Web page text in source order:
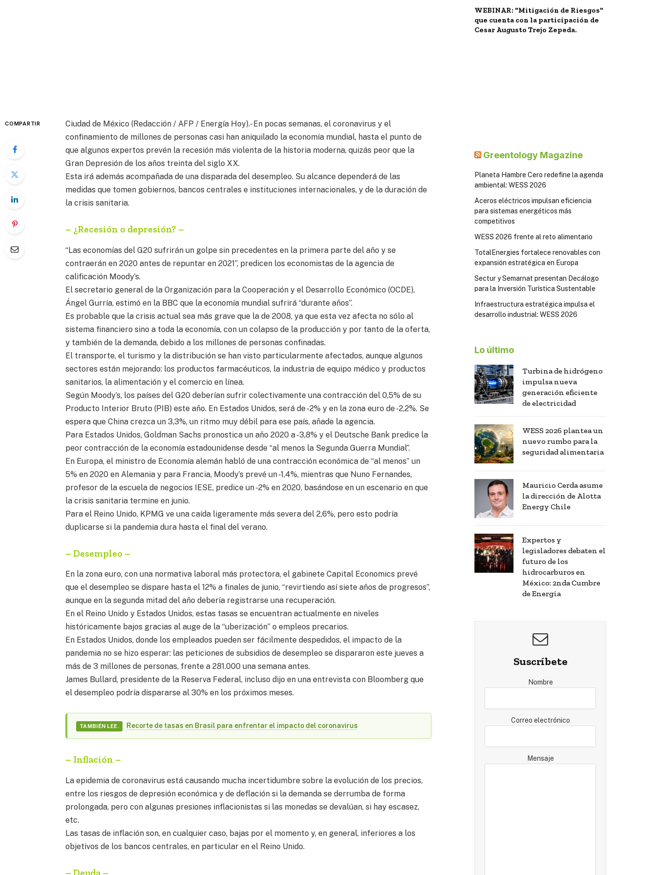
COMPARTIR
Ciudad de México (Redacción / AFP / Energía Hoy).- En pocas semanas, el coronavirus y el
confinamiento de millones de personas casi han aniquilado la economía mundial, hasta el punto de
que algunos expertos prevén la recesión más violenta de la historia moderna, quizás peor que la
Gran Depresión de los años treinta del siglo XX.
Esta irá además acompañada de una disparada del desempleo. Su alcance dependerá de las
medidas que tomen gobiernos, bancos centrales e instituciones internacionales, y de la duración de
la crisis sanitaria.
– ¿Recesión o depresión? –
“Las economías del G20 sufrirán un golpe sin precedentes en la primera parte del año y se
contraerán en 2020 antes de repuntar en 2021”, predicen los economistas de la agencia de
calificación Moody’s.
El secretario general de la Organización para la Cooperación y el Desarrollo Económico (OCDE),
Ángel Gurría, estimó en la BBC que la economía mundial sufrirá “durante años”.
Es probable que la crisis actual sea más grave que la de 2008, ya que esta vez afecta no sólo al
sistema financiero sino a toda la economía, con un colapso de la producción y por tanto de la oferta,
y también de la demanda, debido a los millones de personas confinadas.
El transporte, el turismo y la distribución se han visto particularmente afectados, aunque algunos
sectores están mejorando: los productos farmacéuticos, la industria de equipo médico y productos
sanitarios, la alimentación y el comercio en línea.
Según Moody’s, los países del G20 deberían sufrir colectivamente una contracción del 0,5% de su
Producto Interior Bruto (PIB) este año. En Estados Unidos, será de -2% y en la zona euro de -2,2%. Se
espera que China crezca un 3,3%, un ritmo muy débil para ese país, añade la agencia.
Para Estados Unidos, Goldman Sachs pronostica un año 2020 a -3,8% y el Deutsche Bank predice la
peor contracción de la economía estadounidense desde “al menos la Segunda Guerra Mundial”.
En Europa, el ministro de Economía alemán habló de una contracción económica de “al menos” un
5% en 2020 en Alemania y para Francia, Moody’s prevé un -1,4%, mientras que Nuno Fernandes,
profesor de la escuela de negocios IESE, predice un -2% en 2020, basándose en un escenario en que
la crisis sanitaria termine en junio.
Para el Reino Unido, KPMG ve una caída ligeramente más severa del 2,6%, pero esto podría
duplicarse si la pandemia dura hasta el final del verano.
– Desempleo –
En la zona euro, con una normativa laboral más protectora, el gabinete Capital Economics prevé
que el desempleo se dispare hasta el 12% a finales de junio, “revirtiendo así siete años de progresos”,
aunque en la segunda mitad del año debería registrarse una recuperación.
En el Reino Unido y Estados Unidos, estas tasas se encuentran actualmente en niveles
históricamente bajos gracias al auge de la “uberización” o empleos precarios.
En Estados Unidos, donde los empleados pueden ser fácilmente despedidos, el impacto de la
pandemia no se hizo esperar: las peticiones de subsidios de desempleo se dispararon este jueves a
más de 3 millones de personas, frente a 281.000 una semana antes.
James Bullard, presidente de la Reserva Federal, incluso dijo en una entrevista con Bloomberg que
el desempleo podría dispararse al 30% en los próximos meses.
TAMBIÉN LEE. Recorte de tasas en Brasil para enfrentar el impacto del coronavirus
– Inflación –
La epidemia de coronavirus está causando mucha incertidumbre sobre la evolución de los precios,
entre los riesgos de depresión económica y de deflación si la demanda se derrumba de forma
prolongada, pero con algunas presiones inflacionistas si las monedas se devalúan, si hay escasez,
etc.
Las tasas de inflación son, en cualquier caso, bajas por el momento y, en general, inferiores a los
objetivos de los bancos centrales, en particular en el Reino Unido.
WEBINAR: "Mitigación de Riesgos"
que cuenta con la participación de
Cesar Augusto Trejo Zepeda.
Greentology Magazine
Planeta Hambre Cero redefine la agenda
ambiental: WESS 2026
Aceros eléctricos impulsan eficiencia
para sistemas energéticos más
competitivos
WESS 2026 frente al reto alimentario
TotalEnergies fortalece renovables con
expansión estratégica en Europa
Sectur y Semarnat presentan Decálogo
para la Inversión Turística Sustentable
Infraestructura estratégica impulsa el
desarrollo industrial: WESS 2026
Lo último
Turbina de hidrógeno
impulsa nueva
generación eficiente
de electricidad
WESS 2026 plantea un
nuevo rumbo para la
seguridad alimentaria
Mauricio Cerda asume
la dirección de Alotta
Energy Chile
Expertos y
legisladores debaten el
futuro de los
hidrocarburos en
México: 2nda Cumbre
de Energía
Suscríbete
Nombre
Correo electrónico
Mensaje